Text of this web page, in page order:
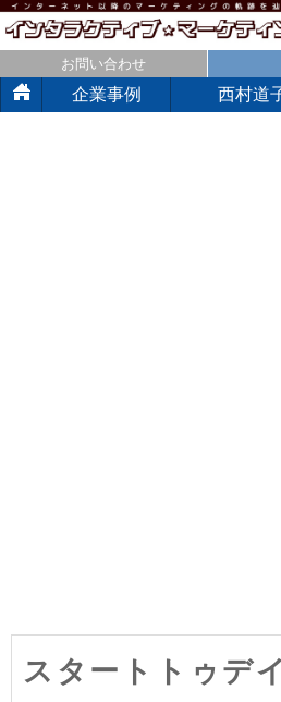
お問い合わせ
企業事例 西村道
スタートトゥデ